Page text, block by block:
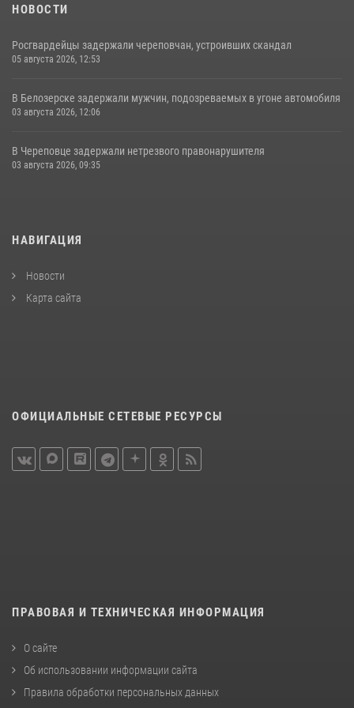
НОВОСТИ
Росгвардейцы задержали череповчан, устроивших скандал
05 августа 2026, 12:53
В Белозерске задержали мужчин, подозреваемых в угоне автомобиля
03 августа 2026, 12:06
В Череповце задержали нетрезвого правонарушителя
03 августа 2026, 09:35
НАВИГАЦИЯ
Новости
Карта сайта
ОФИЦИАЛЬНЫЕ СЕТЕВЫЕ РЕСУРСЫ
ПРАВОВАЯ И ТЕХНИЧЕСКАЯ ИНФОРМАЦИЯ
О сайте
Об использовании информации сайта
Правила обработки персональных данных